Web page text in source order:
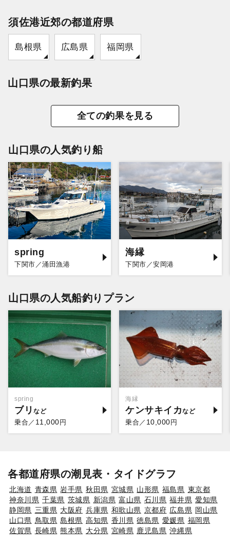
須佐港近郊の都道府県
島根県 広島県 福岡県
山口県の最新釣果
全ての釣果を見る
山口県の人気釣り船
spring
下関市／涌田漁港
海縁
下関市／安岡港
山口県の人気船釣りプラン
spring
ブリ
乗合／ 11,000円
海縁
ケンサキイカ
乗合／ 10,000円
各都道府県の潮見表・タイドグラフ
北海道 青森県 岩手県 秋田県 宮城県 山形県 福島県 東京都
神奈川県 千葉県 茨城県 新潟県 富山県 石川県 福井県 愛知県
静岡県 三重県 大阪府 兵庫県 和歌山県 京都府 広島県 岡山県
山口県 鳥取県 島根県 高知県 香川県 徳島県 愛媛県 福岡県
佐賀県 長崎県 熊本県 大分県 宮崎県 鹿児島県 沖縄県